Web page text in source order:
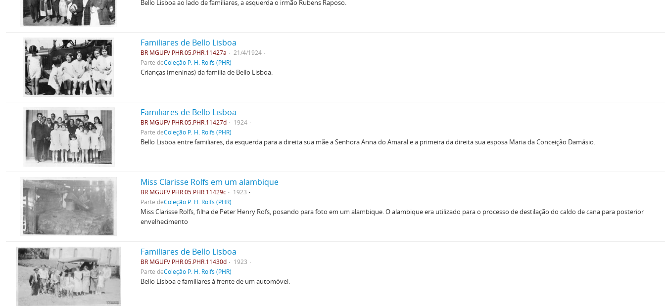
Bello Lisboa ao lado de familiares, a esquerda o irmão Rubens Raposo.
Familiares de Bello Lisboa
BR MGUFV PHR.05.PHR.11427a
21/4/1924
Parte deColeção P. H. Rolfs (PHR)
Crianças (meninas) da família de Bello Lisboa.
Familiares de Bello Lisboa
BR MGUFV PHR.05.PHR.11427d
1924
Parte deColeção P. H. Rolfs (PHR)
Bello Lisboa entre familiares, da esquerda para a direita sua mãe a Senhora Anna do Amaral e a primeira da direita sua esposa Maria da Conceição Damásio.
Miss Clarisse Rolfs em um alambique
BR MGUFV PHR.05.PHR.11429c
1923
Parte deColeção P. H. Rolfs (PHR)
Miss Clarisse Rolfs, filha de Peter Henry Rofs, posando para foto em um alambique. O alambique era utilizado para o processo de destilação do caldo de cana para posterior
envelhecimento
Familiares de Bello Lisboa
BR MGUFV PHR.05.PHR.11430d
1923
Parte deColeção P. H. Rolfs (PHR)
Bello Lisboa e familiares à frente de um automóvel.